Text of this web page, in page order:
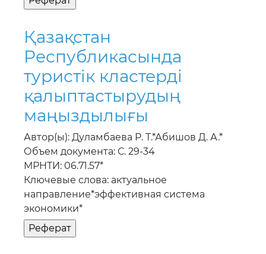
Қазақстан
Республикасында
туристiк кластердi
қалыптастырудың
маңыздылығы
Автор(ы): Дуламбаева Р. Т.*Абишов Д. А.*
Объем документа: С. 29-34
МРНТИ: 06.71.57*
Ключевые слова: актуальное
направление*эффективная система
экономики*